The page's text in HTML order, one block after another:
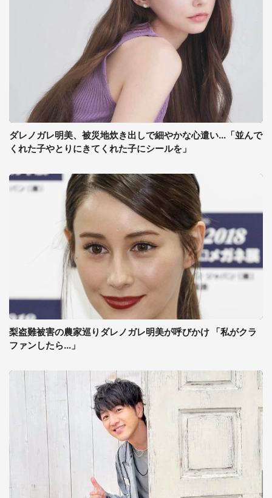
ダレノガレ明美、被災地炊き出しで細やかな心遣い...「並んで
くれた子やとりにきてくれた子にシールを」
梨盗難被害の農家巡りダレノガレ明美が呼びかけ 「私がクラ
ファンしたら...」